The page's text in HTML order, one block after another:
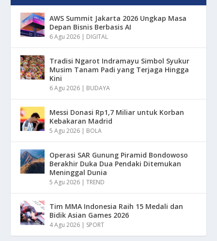
AWS Summit Jakarta 2026 Ungkap Masa
Depan Bisnis Berbasis AI
6 Agu 2026 | DIGITAL
Tradisi Ngarot Indramayu Simbol Syukur
Musim Tanam Padi yang Terjaga Hingga
Kini
6 Agu 2026 | BUDAYA
Messi Donasi Rp1,7 Miliar untuk Korban
Kebakaran Madrid
5 Agu 2026 | BOLA
Operasi SAR Gunung Piramid Bondowoso
Berakhir Duka Dua Pendaki Ditemukan
Meninggal Dunia
5 Agu 2026 |TREND
Tim MMA Indonesia Raih 15 Medali dan
Bidik Asian Games 2026
4 Agu 2026 | SPORT